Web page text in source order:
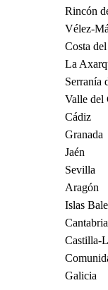
Rincón
Vélez-
Costa
La
Serranía
Valle del
Cádiz
Granada
Jaén
Sevilla
Aragón
Islas
Cantabria
Castilla-
Galicia